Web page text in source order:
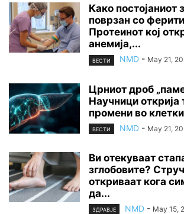
Како постојаниот
поврзан со
Протеинот кој
анемија,...
ВЕСТИ NMD - May 21,
Црниот дроб
Научници открија
промени во
ВЕСТИ NMD - May 21,
Ви отекуваат
зглобовите?
откриваат кога
да...
ЗДРАВЈЕ NMD - May 15,